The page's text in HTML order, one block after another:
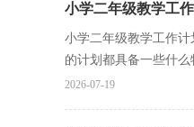
小学二年级教学工
小学二年级教学工作
的计划都具备一些什
2026-07-19